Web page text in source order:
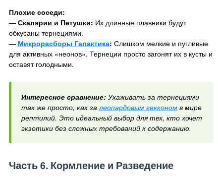
Плохие соседи:
— Скалярии и Петушки: Их длинные плавники будут
обкусаны тернециями.
— Микрорасборы Галактика: Слишком мелкие и пугливые
для активных «неонов». Тернеции просто загонят их в кусты и
оставят голодными.
Интересное сравнение: Ухаживать за тернециями
так же просто, как за леопардовым гекконом в мире
рептилий. Это идеальный выбор для тех, кто хочет
экзотики без сложных требований к содержанию.
Часть 6. Кормление и Разведение